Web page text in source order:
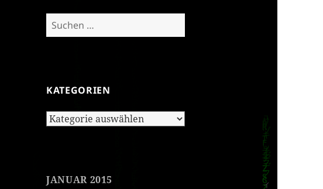
Suchen
nach:
KATEGORIEN
Kategorien
JANUAR 2015